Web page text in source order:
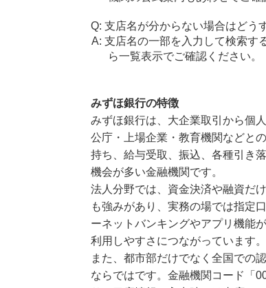
支店名が分からない場合はどう
支店名の一部を入力して検索す
ら一覧表示でご確認ください。
みずほ銀行の特徴
みずほ銀行は、大企業取引から個
公庁・上場企業・教育機関などと
持ち、給与受取、振込、各種引き
機会が多い金融機関です。
法人分野では、資金決済や融資だ
も強みがあり、実務の場では指定
ーネットバンキングやアプリ機能
利用しやすさにつながっています。
また、都市部だけでなく全国での
ならではです。金融機関コード「